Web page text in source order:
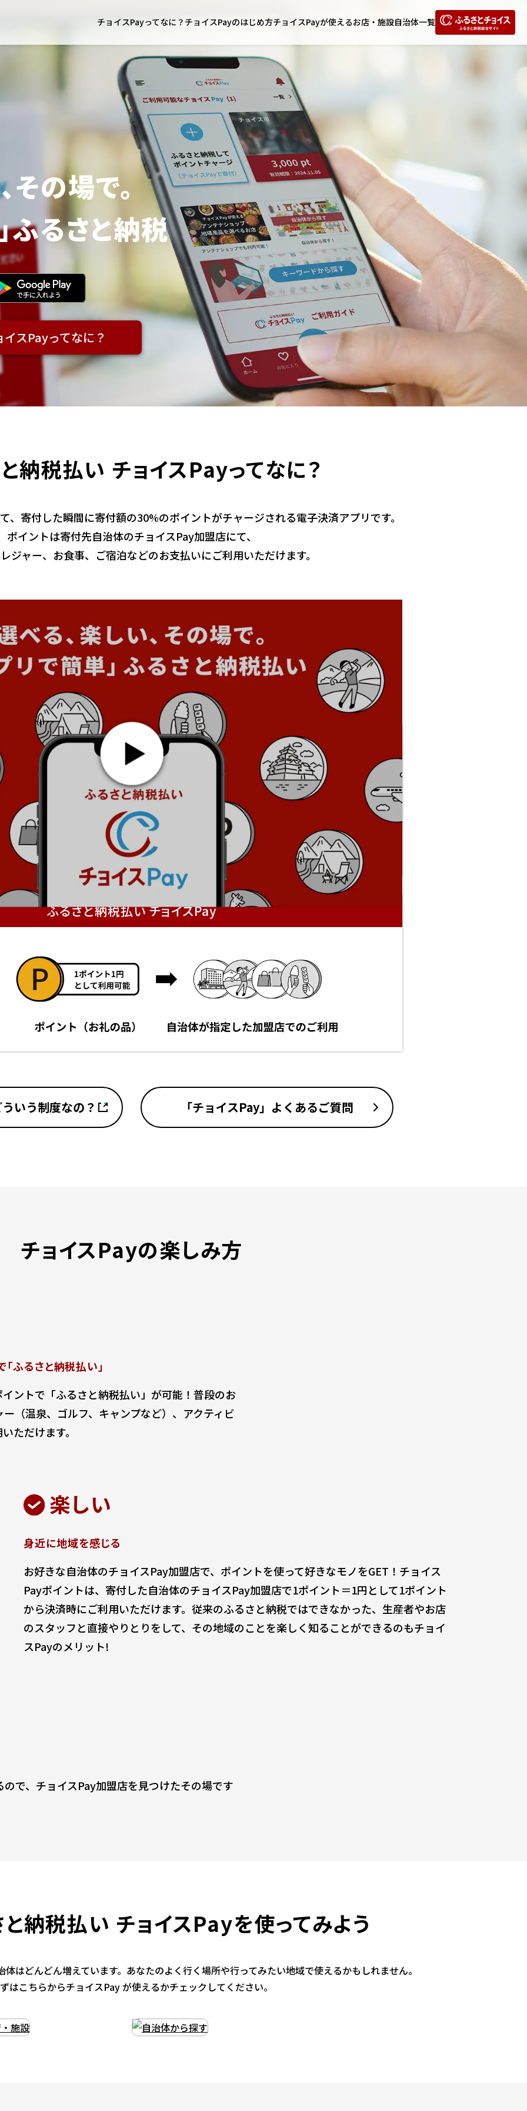
チョイスPayってなに？ チョイスPayのはじめ方チョイスPayが使えるお店・施設自治体一覧
その場で。
ふるさと納税
スPayってなに？
納税払い チョイスPayってなに？
、寄付した瞬間に寄付額の30%のポイントがチャージされる電子決済アプリです。
ポイントは寄付先自治体のチョイスPay加盟店にて、
ジャー、お食事、ご宿泊などのお支払いにご利用いただけます。
今までのふるさと納税
ふるさと納税払い チョイスPay
いう制度なの？ 「チョイスPay」よくあるご質問
チョイスPayの楽しみ方
ふるさと納税払い」
ントで「ふるさと納税払い」が可能！普段のお
（温泉、ゴルフ、キャンプなど）、アクティビ
ただけます。
楽しい
身近に地域を感じる
お好きな自治体のチョイスPay加盟店で、ポイントを使って好きなモノをGET！チョイス
Payポイントは、寄付した自治体のチョイスPay加盟店で1ポイント＝1円として1ポイント
から決済時にご利用いただけます。従来のふるさと納税ではできなかった、生産者やお店
のスタッフと直接やりとりをして、その地域のことを楽しく知ることができるのもチョイ
スPayのメリット!
で、チョイスPay加盟店を見つけたその場です
と納税払い チョイスPayを使ってみよう
はどんどん増えています。あなたのよく行く場所や行ってみたい地域で使えるかもしれません。
はこちらからチョイスPay が使えるかチェックしてください。